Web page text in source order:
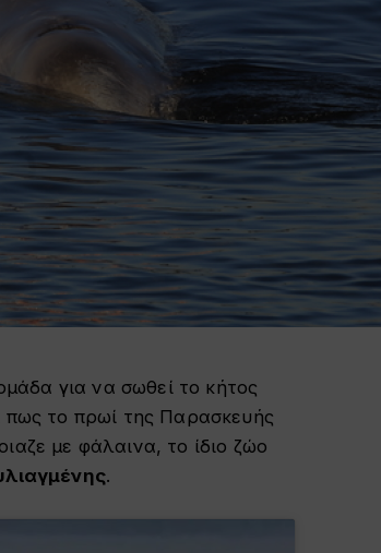
για να σωθεί το κήτος
πως το πρωί της Παρασκευής
με φάλαινα, το ίδιο ζώο
.